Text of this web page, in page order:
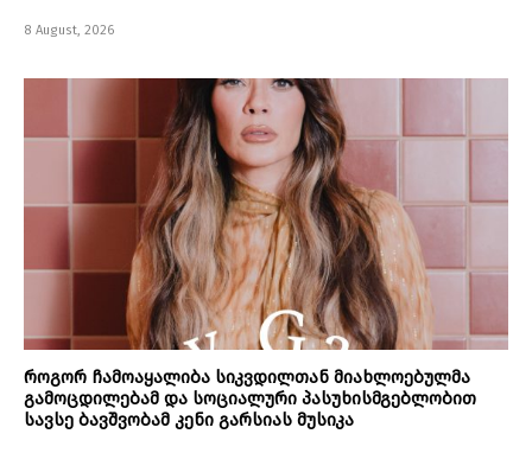
8 August, 2026
როგორ ჩამოაყალიბა სიკვდილთან მიახლოებულმა
გამოცდილებამ და სოციალური პასუხისმგებლობით
სავსე ბავშვობამ კენი გარსიას მუსიკა